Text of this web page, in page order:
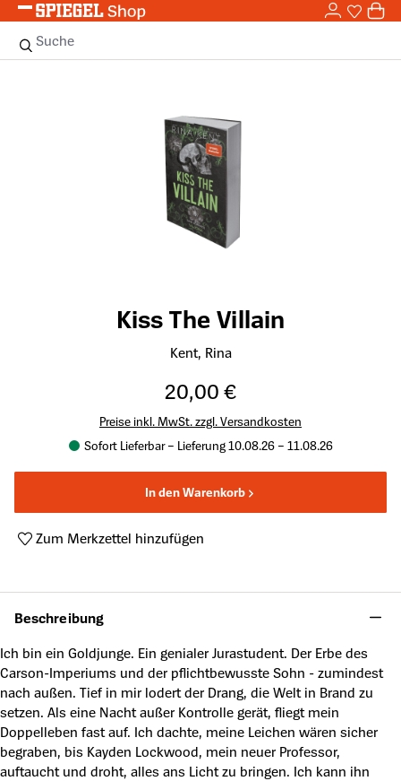
Zum Hauptinhalt springen 0
Suche
Kiss The Villain
Kent, Rina
20,00 €
Preise inkl. MwSt. zzgl. Versandkosten
Sofort Lieferbar – Lieferung 10.08.26 – 11.08.26
In den Warenkorb
Zum Merkzettel hinzufügen
Beschreibung
Ich bin ein Goldjunge. Ein genialer Jurastudent. Der Erbe des
Carson-Imperiums und der pflichtbewusste Sohn - zumindest
nach außen. Tief in mir lodert der Drang, die Welt in Brand zu
setzen. Als eine Nacht außer Kontrolle gerät, fliegt mein
Doppelleben fast auf. Ich dachte, meine Leichen wären sicher
begraben, bis Kayden Lockwood, mein neuer Professor,
auftaucht und droht, alles ans Licht zu bringen. Ich kann ihn